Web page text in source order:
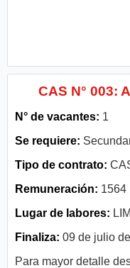
CAS N° 003:
N° de vacantes: 1
Se requiere:
Tipo de contrato:
Remuneración: 1564
Lugar de labores:
Finaliza: 09 de julio
Para mayor detalle